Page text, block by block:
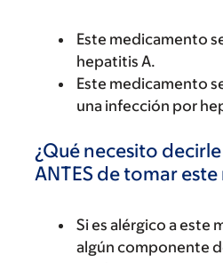
Este medicamento
hepatitis A.
Este medicamento
una infección por
¿Qué necesito
ANTES de tomar
Si es alérgico a este
algún componente